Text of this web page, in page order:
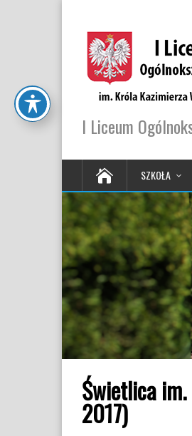
I Liceum
SZKOŁA
Świetlica im.
2017)